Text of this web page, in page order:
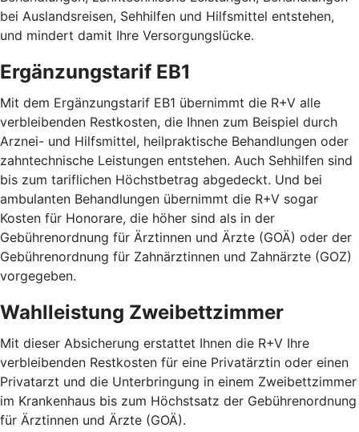
bei Auslandsreisen, Sehhilfen und Hilfsmittel entstehen,
und mindert damit Ihre Versorgungslücke.
Ergänzungstarif EB1
Mit dem Ergänzungstarif EB1 übernimmt die R+V alle
verbleibenden Restkosten, die Ihnen zum Beispiel durch
Arznei- und Hilfsmittel, heilpraktische Behandlungen oder
zahntechnische Leistungen entstehen. Auch Sehhilfen sind
bis zum tariflichen Höchstbetrag abgedeckt. Und bei
ambulanten Behandlungen übernimmt die R+V sogar
Kosten für Honorare, die höher sind als in der
Gebührenordnung für Ärztinnen und Ärzte (GOÄ) oder der
Gebührenordnung für Zahnärztinnen und Zahnärzte (GOZ)
vorgegeben.
Wahlleistung Zweibettzimmer
Mit dieser Absicherung erstattet Ihnen die R+V Ihre
verbleibenden Restkosten für eine Privatärztin oder einen
Privatarzt und die Unterbringung in einem Zweibettzimmer
im Krankenhaus bis zum Höchstsatz der Gebührenordnung
für Ärztinnen und Ärzte (GOÄ).